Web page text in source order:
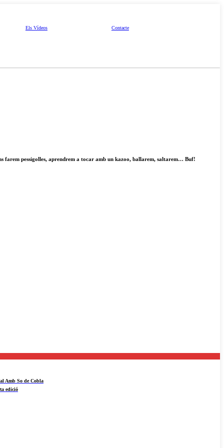
Els Vídeos Contacte
farem pessigolles, aprendrem a tocar amb un kazoo, ballarem, saltarem… Buf!
Amb So de Cobla
edició